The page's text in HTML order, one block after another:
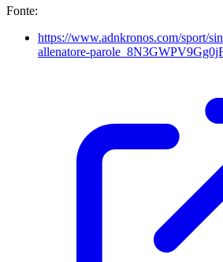
Fonte:
https://www.adnkronos.com/sport/
allenatore-